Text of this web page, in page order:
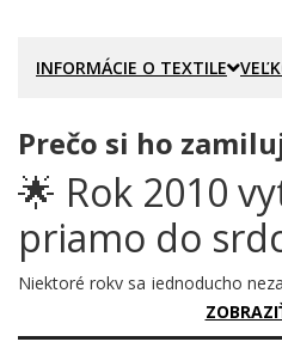
INFORMÁCIE O TEXTILE
Prečo si ho
🌟 Rok 2010
priamo do
Niektoré roky sa jednoducho
príbehoch a teraz aj v podobe,
červeno a s láskou. Ročník 2010